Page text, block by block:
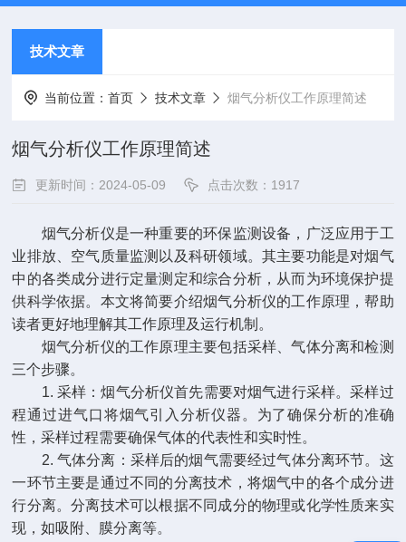
技术文章
当前位置：首页 技术文章 烟气分析仪工作原理简述
烟气分析仪工作原理简述
更新时间：2024-05-09 点击次数：1917
烟气分析仪是一种重要的环保监测设备，广泛应用于工
业排放、空气质量监测以及科研领域。其主要功能是对烟气
中的各类成分进行定量测定和综合分析，从而为环境保护提
供科学依据。本文将简要介绍烟气分析仪的工作原理，帮助
读者更好地理解其工作原理及运行机制。
烟气分析仪的工作原理主要包括采样、气体分离和检测
三个步骤。
1. 采样：烟气分析仪首先需要对烟气进行采样。采样过
程通过进气口将烟气引入分析仪器。为了确保分析的准确
性，采样过程需要确保气体的代表性和实时性。
2. 气体分离：采样后的烟气需要经过气体分离环节。这
一环节主要是通过不同的分离技术，将烟气中的各个成分进
行分离。分离技术可以根据不同成分的物理或化学性质来实
现，如吸附、膜分离等。